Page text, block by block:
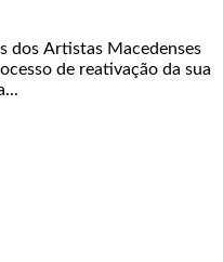
dos Artistas Macedenses
de reativação da sua